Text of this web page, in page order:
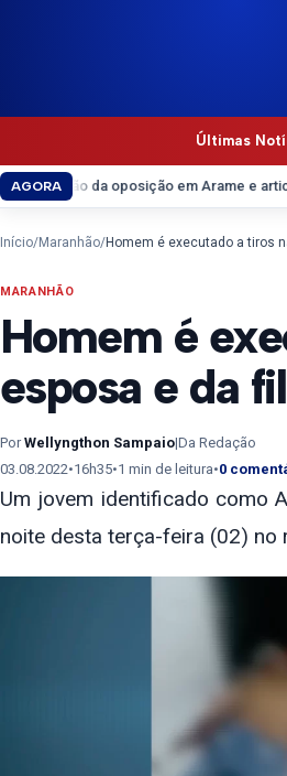
Últimas
AGORA
da oposição em Arame e articulação
Início/Maranhão/Homem é executado a tiros
MARANHÃO
Homem é
esposa e da
PorWellyngthon Sampaio|Da Redação
03.08.2022•16h35•1 min de leitura•0
Um jovem identificado como
noite desta terça-feira (02) no